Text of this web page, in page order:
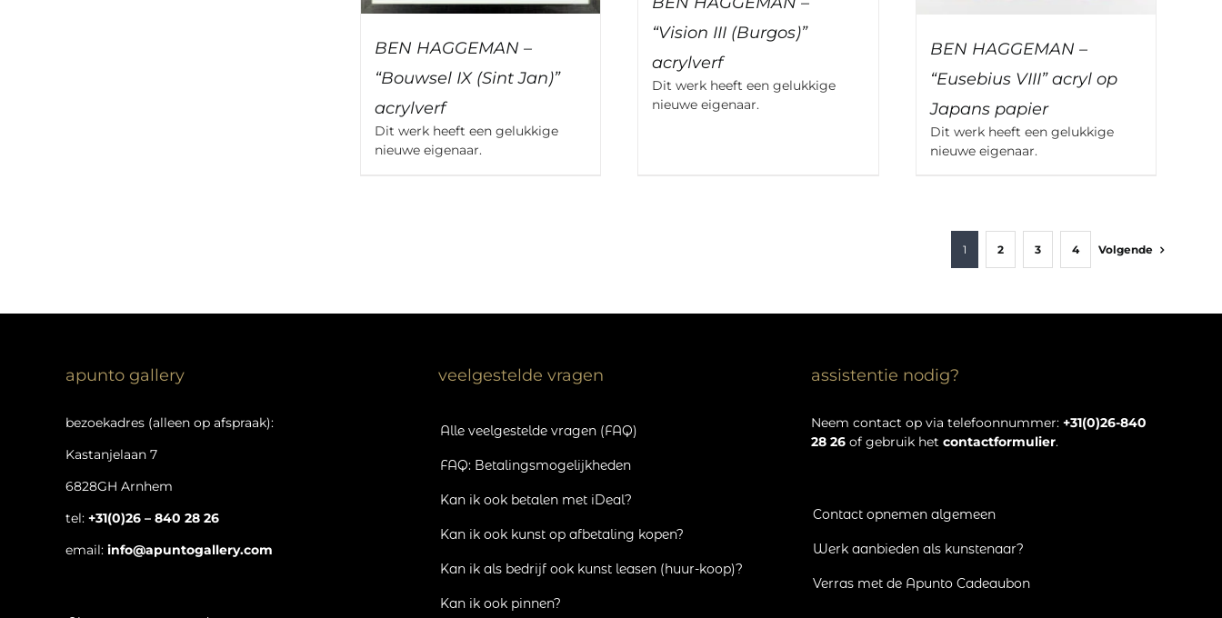
BEN HAGGEMAN –
“Bouwsel IX (Sint Jan)”
acrylverf
Dit werk heeft een gelukkige
nieuwe eigenaar.
“Vision III (Burgos)”
acrylverf
Dit werk heeft een gelukkige
nieuwe eigenaar.
BEN HAGGEMAN –
“Eusebius VIII” acryl op
Japans papier
Dit werk heeft een gelukkige
nieuwe eigenaar.
1 2 3 4 Volgende
apunto gallery
bezoekadres (alleen op afspraak):
Kastanjelaan 7
6828GH Arnhem
tel: +31(0)26 – 840 28 26
email: info@apuntogallery.com
veelgestelde vragen
Alle veelgestelde vragen (FAQ)
FAQ: Betalingsmogelijkheden
Kan ik ook betalen met iDeal?
Kan ik ook kunst op afbetaling kopen?
Kan ik als bedrijf ook kunst leasen (huur-koop)?
Kan ik ook pinnen?
assistentie nodig?
Neem contact op via telefoonnummer: +31(0)26-840
28 26 of gebruik het contactformulier.
Contact opnemen algemeen
Werk aanbieden als kunstenaar?
Verras met de Apunto Cadeaubon